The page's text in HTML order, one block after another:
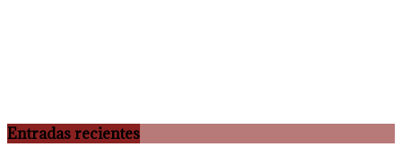
Entradas recientes